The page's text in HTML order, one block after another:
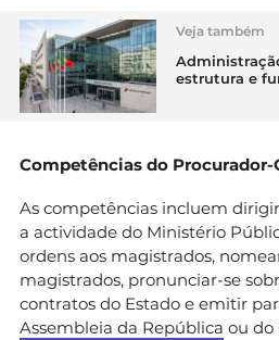
Veja também
estrutura e
Competências do Procurador-
As competências incluem
a actividade do Ministério
ordens aos magistrados,
magistrados, pronunciar-se
contratos do Estado e emitir
Assembleia da República ou do